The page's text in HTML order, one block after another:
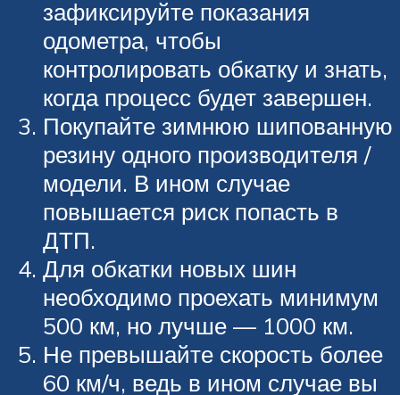
зафиксируйте показания
одометра, чтобы
контролировать обкатку и знать,
когда процесс будет завершен.
Покупайте зимнюю шипованную
резину одного производителя /
модели. В ином случае
повышается риск попасть в
ДТП.
Для обкатки новых шин
необходимо проехать минимум
500 км, но лучше — 1000 км.
Не превышайте скорость более
60 км/ч, ведь в ином случае вы